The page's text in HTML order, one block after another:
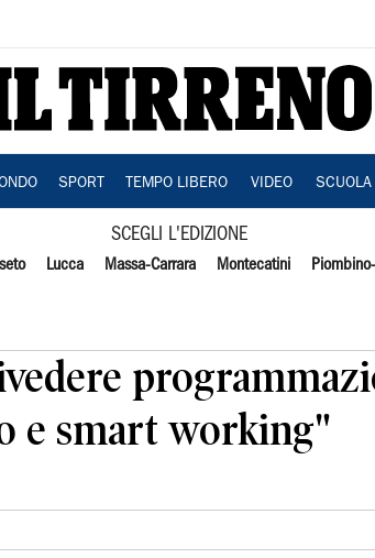
SPORT TEMPO LIBERO VIDEO
SCEGLI L'EDIZIONE
Lucca Massa-Carrara Montecatini
e smart working"